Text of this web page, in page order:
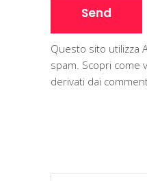
Questo sito utilizza
spam. Scopri come
derivati dai